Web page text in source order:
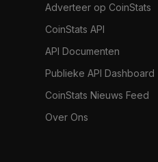
Adverteer op CoinStats
CoinStats API
API Documenten
Publieke API Dashboard
CoinStats Nieuws Feed
Over Ons